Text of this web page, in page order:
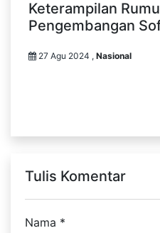
Keterampilan
Pengembangan
27 Agu 2024 , Nasional
Tulis Komentar
Nama *